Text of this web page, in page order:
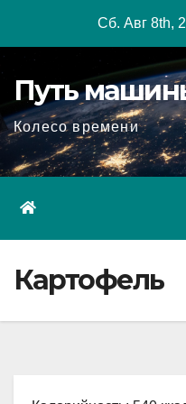
Сб. Авг 8th,
Путь
Колесо времени
Картофель